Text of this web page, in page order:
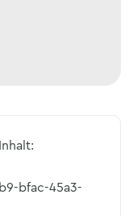
bfac-45a3-